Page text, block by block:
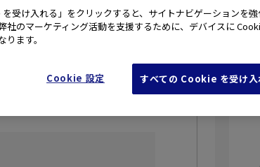
かに写し、残すことができるア
OM-
を受け入れる」をクリックすると、サイトナビゲーションを
社のマーケティング活動を支援するために、デバイスに
ます。
Cookie 設定 すべての Cookie を受け入